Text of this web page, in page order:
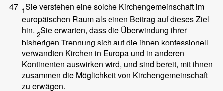
47 1Sie verstehen eine solche Kirchengemeinschaft im
europäischen Raum als einen Beitrag auf dieses Ziel
hin. 2Sie erwarten, dass die Überwindung ihrer
bisherigen Trennung sich auf die ihnen konfessionell
verwandten Kirchen in Europa und in anderen
Kontinenten auswirken wird, und sind bereit, mit ihnen
zusammen die Möglichkeit von Kirchengemeinschaft
zu erwägen.